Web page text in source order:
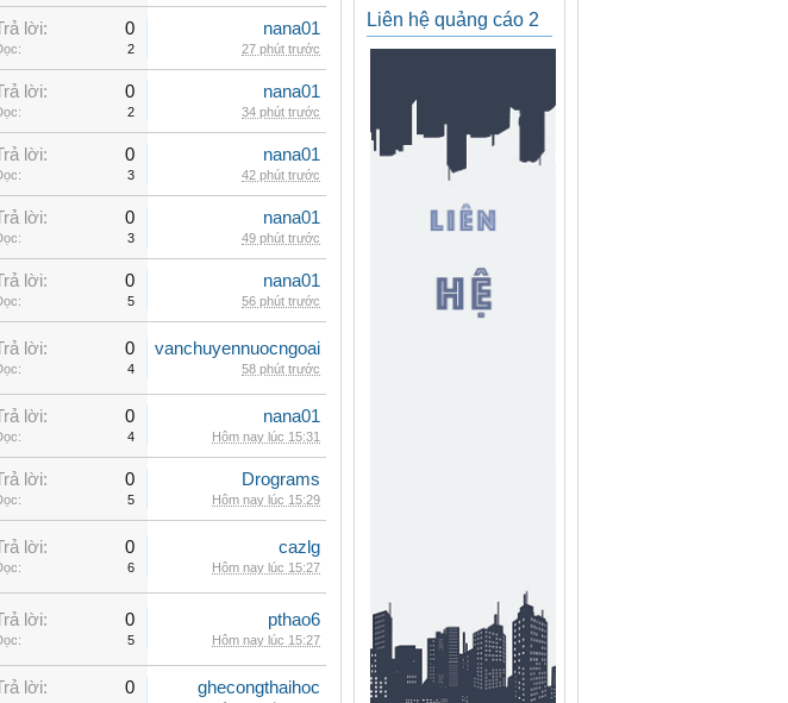
lời: 0
2
nana01
27 phút trước
lời: 0
2
nana01
34 phút trước
lời: 0
3
nana01
42 phút trước
lời: 0
3
nana01
49 phút trước
lời: 0
5
nana01
56 phút trước
lời: 0
4
vanchuyennuocngoai
58 phút trước
lời: 0
4
nana01
Hôm nay lúc 15:31
lời: 0
5
Drograms
Hôm nay lúc 15:29
lời: 0
6
cazlg
Hôm nay lúc 15:27
lời: 0
5
pthao6
Hôm nay lúc 15:27
lời: 0 ghecongthaihoc
Liên hệ quảng cáo 2